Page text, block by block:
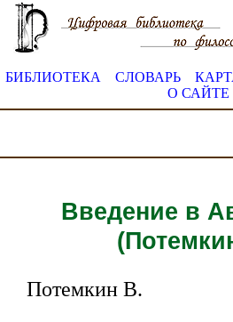
БИБЛИОТЕКА СЛОВАРЬ
О САЙТЕ
Введение в
Потемкин В.